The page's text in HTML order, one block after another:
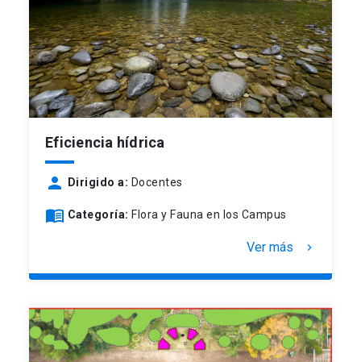
Eficiencia hídrica
person Dirigido a: Docentes
menu_book Categoría: Flora y Fauna en los Campus
Ver más keyboard_arrow_right